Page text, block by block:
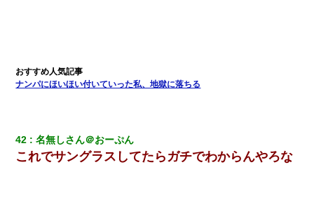
ナンパにほいほい付いていった私、地獄に落ちる
42 名無しさん＠おーぷん
これでサングラスしてたらガチでわからんやろな